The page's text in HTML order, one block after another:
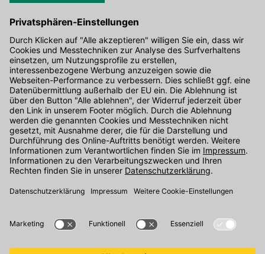
Hier gibt's die kostenlose App
Kontakt
Unser Onlineshop Team ist montags bis freitags von 08:00 - 17:00
Uhr unter der Telefonnummer07071 / 151-151für Sie erreichbar.
Alternativ können Sie unser Kontaktformular nutzen.
Den Kontakt direkt in unsere Niederlassungen finden Sie